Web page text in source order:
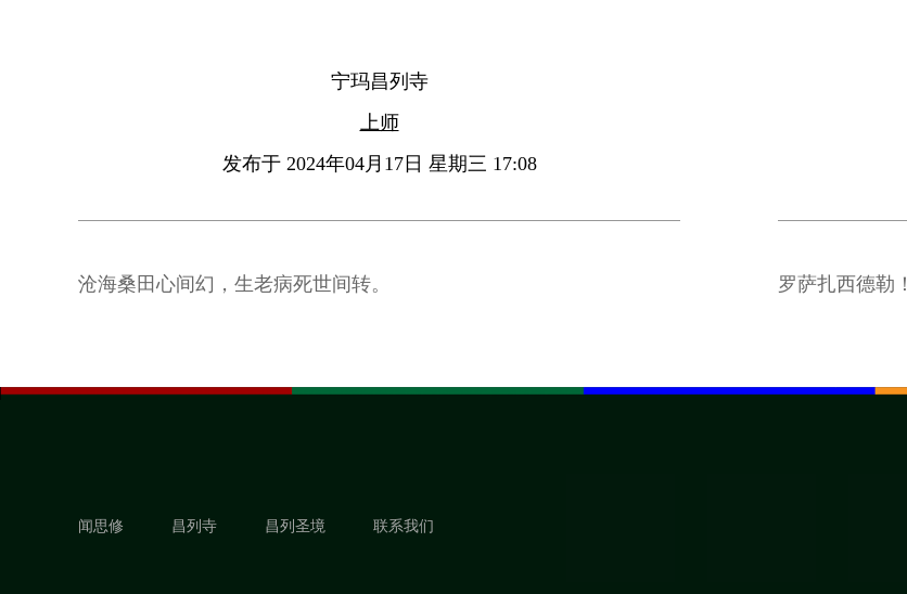
宁玛昌列寺
上师
发布于 2024年04月17日 星期三 17:08
沧海桑田心间幻，生老病死世间转。 罗萨扎西德勒！
闻思修 昌列寺 昌列圣境 联系我们